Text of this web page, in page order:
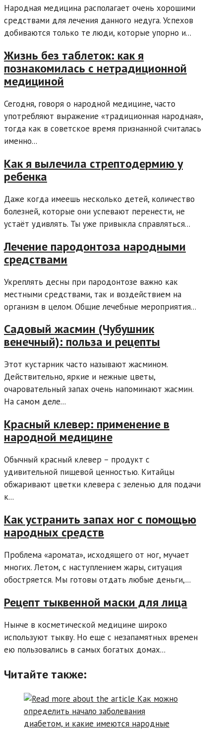
Народная медицина располагает очень хорошими
средствами для лечения данного недуга. Успехов
добиваются только те люди, которые упорно и...
Жизнь без таблеток: как я
познакомилась с нетрадиционной
медициной
Сегодня, говоря о народной медицине, часто
употребляют выражение «традиционная народная»,
тогда как в советское время признанной считалась
именно...
Как я вылечила стрептодермию у
ребенка
Даже когда имеешь несколько детей, количество
болезней, которые они успевают перенести, не
устаёт удивлять. Ты уже привыкла справляться...
Лечение пародонтоза народными
средствами
Укреплять десны при пародонтозе важно как
местными средствами, так и воздействием на
организм в целом. Общие лечебные мероприятия...
Садовый жасмин (Чубушник
венечный): польза и рецепты
Этот кустарник часто называют жасмином.
Действительно, яркие и нежные цветы,
очаровательный запах очень напоминают жасмин.
На самом деле...
Красный клевер: применение в
народной медицине
Обычный красный клевер – продукт с
удивительной пищевой ценностью. Китайцы
обжаривают цветки клевера с зеленью для подачи
к...
Как устранить запах ног с помощью
народных средств
Проблема «аромата», исходящего от ног, мучает
многих. Летом, с наступлением жары, ситуация
обостряется. Мы готовы отдать любые деньги,...
Рецепт тыквенной маски для лица
Нынче в косметической медицине широко
используют тыкву. Но еще с незапамятных времен
ею пользовались в самых богатых домах...
Читайте также: